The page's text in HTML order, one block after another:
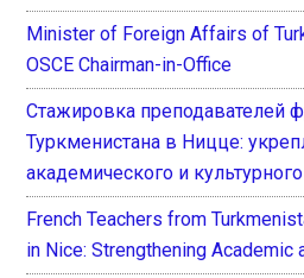
Minister of Foreign Affairs of
OSCE Chairman-in-Office
Стажировка преподавателей
Туркменистана в Ницце:
академического и
French Teachers from
in Nice: Strengthening Academic